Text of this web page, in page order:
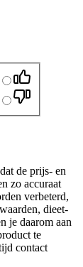
de prijs- en
zo accuraat
verbeterd,
dieet-
je daarom aan
te
contact